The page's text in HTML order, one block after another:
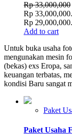
Rp33,000,000
Rp 33,000,000.
Rp 29,000,000.
Add to cart
Untuk buka usaha
mengunakan mesin
(bekas) exs Eropa,
keuangan terbatas,
kondisi Baru sangat
Paket
Paket Usaha